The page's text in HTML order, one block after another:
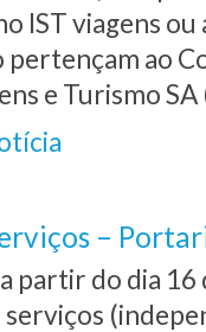
IST viagens
pertençam ao
e Turismo
–
partir do dia 16
serviços